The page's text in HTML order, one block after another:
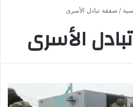
/ صفقة تبادل الأسرى
الأسرى